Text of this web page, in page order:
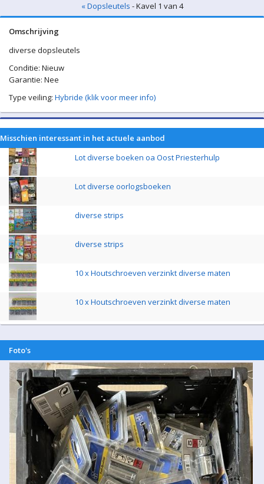
« Dopsleutels - Kavel 1 van 4
Omschrijving
diverse dopsleutels
Conditie: Nieuw
Garantie: Nee
Type veiling: Hybride (klik voor meer info)
Misschien interessant in het actuele aanbod
Lot diverse boeken oa Oost Priesterhulp
Lot diverse oorlogsboeken
diverse strips
diverse strips
10 x Houtschroeven verzinkt diverse maten
10 x Houtschroeven verzinkt diverse maten
Foto's